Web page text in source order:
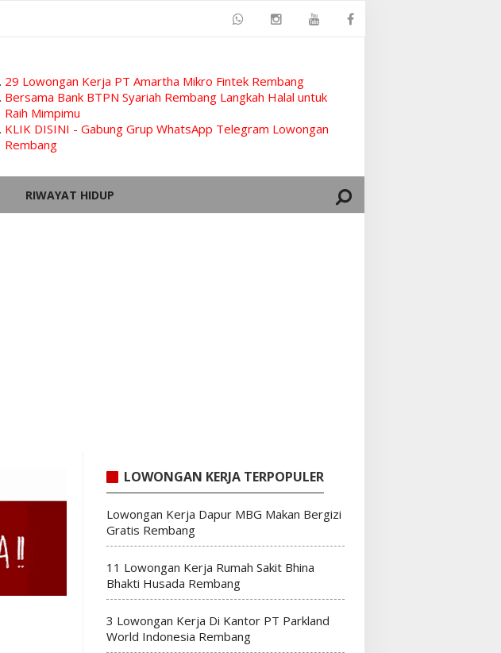
29 Lowongan Kerja PT Amartha Mikro Fintek Rembang
Bersama Bank BTPN Syariah Rembang Langkah Halal untuk
Raih Mimpimu
KLIK DISINI - Gabung Grup WhatsApp Telegram Lowongan
Rembang
RIWAYAT HIDUP
LOWONGAN KERJA TERPOPULER
Lowongan Kerja Dapur MBG Makan Bergizi
Gratis Rembang
11 Lowongan Kerja Rumah Sakit Bhina
Bhakti Husada Rembang
3 Lowongan Kerja Di Kantor PT Parkland
World Indonesia Rembang